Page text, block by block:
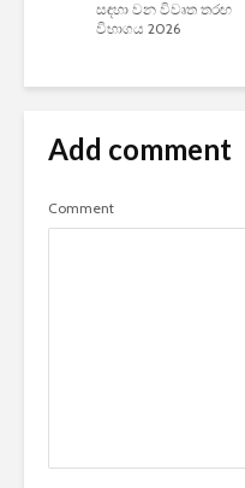
සඳහා වන විවෘත තරඟ
විභාගය 2026
Add comment
Comment